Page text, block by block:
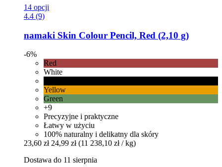
14 opcji
4.4 (9)
namaki Skin Colour Pencil, Red (2,10 g)
-6%
Red
White
Yellow
Green
+9
Precyzyjne i praktyczne
Łatwy w użyciu
100% naturalny i delikatny dla skóry
23,60 zł 24,99 zł (11 238,10 zł / kg)
Dostawa do 11 sierpnia